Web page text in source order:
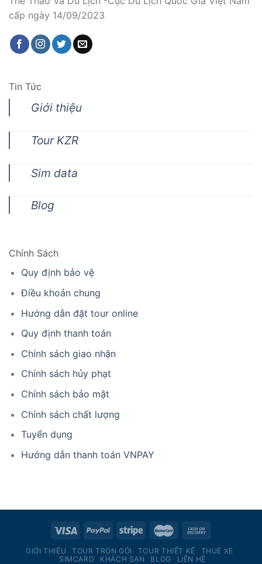
cấp ngày 14/09/2023
Tin Tức
Giới thiệu
Tour KZR
Sim data
Blog
Chính Sách
Quy định bảo vệ
Điều khoản chung
Hướng dẫn đặt tour online
Quy định thanh toán
Chính sách giao nhận
Chính sách hủy phạt
Chính sách bảo mật
Chính sách chất lượng
Tuyển dụng
Hướng dẫn thanh toán VNPAY
GIỚI THIỆU TOUR TRỌN GÓI TOUR THIẾT KẾ
THUÊ XE
SIMCARD
KHÁCH SẠN BLOG LIÊN HỆ